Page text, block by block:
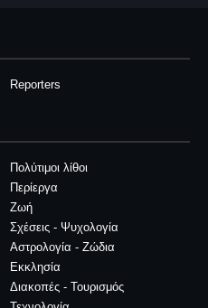
Reporters
Πολύτιμοι λίθοι
Περίεργα
Ζωή
Σχέσεις - Ψυχολογία
Αστρολογία - Ζώδια
Εκκλησία
Διακοπές - Τουρισμός